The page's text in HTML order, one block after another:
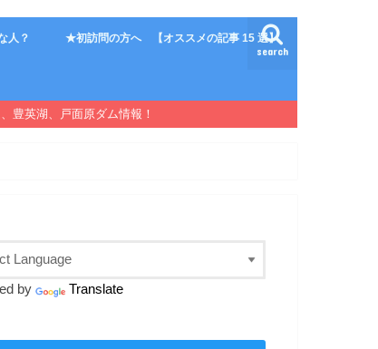
search
人？ ★初訪問の方へ 【オススメの記事 15 選】
豊英湖、戸面原ダム情報！
by Translate